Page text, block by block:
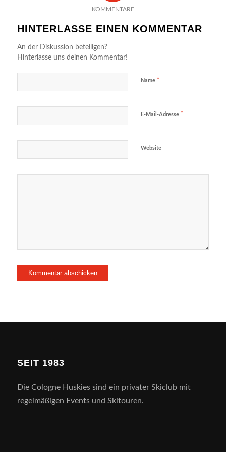
KOMMENTARE
HINTERLASSE EINEN KOMMENTAR
An der Diskussion beteiligen?
Hinterlasse uns deinen Kommentar!
Name *
E-Mail-Adresse *
Website
SEIT 1983
Die Cologne Huskies sind ein privater Skiclub mit
regelmäßigen Events und Skitouren.